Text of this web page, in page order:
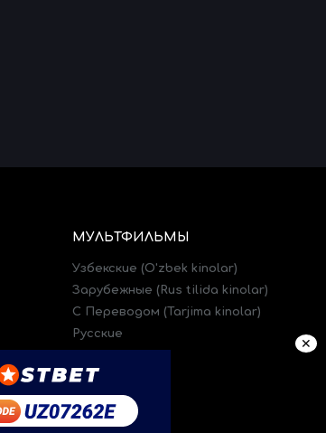
МУЛЬТФИЛЬМЫ
Узбекские (O'zbek kinolar)
Зарубежные (Rus tilida kinolar)
C Переводом (Tarjima kinolar)
Русские
✕